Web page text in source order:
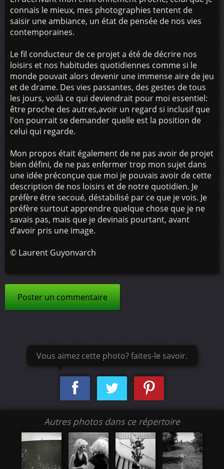
connais le mieux, mes photographies tentent de
saisir une ambiance, un état de pensée de nos vies
contemporaines.
Le fil conducteur de ce projet a été de décrire nos
loisirs et nos habitudes quotidiennes comme si le
monde pouvait alors devenir une immense aire de jeu
et de drame. Des vies passantes, des gestes de tous
les jours, voilà ce qui deviendrait pour moi essentiel:
être proche des autres,avoir un regard si inclusif que
l'on pourrait se demander quelle est la position de
celui qui regarde.
Mon propos était également de ne pas avoir de projet
bien défini, de ne pas enfermer trop mon sujet dans
une idée préconçue que moi je pouvais avoir de cette
description de nos loisirs et de notre quotidien. Je
préfère être secoué, déstabilisé par ce que je vois. Je
préfère surtout apprendre quelque chose que je ne
savais pas, mais que je devinais pourtant, avant
d’avoir pris une image.
© Laurent Guyonvarch
Poster un commentaire
Vous aimez cette photo? faites-le savoir.
Autres photos dans ce répertoire